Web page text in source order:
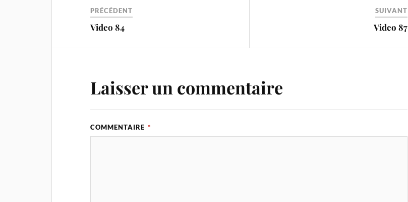
PRÉCÉDENT
Video 84
SUIVANT
Video 87
Laisser un commentaire
COMMENTAIRE *